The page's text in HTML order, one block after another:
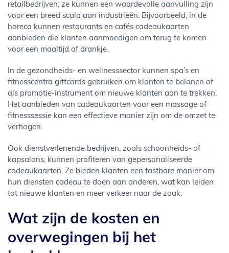
retailbedrijven; ze kunnen een waardevolle aanvulling zijn
voor een breed scala aan industrieën. Bijvoorbeeld, in de
horeca kunnen restaurants en cafés cadeaukaarten
aanbieden die klanten aanmoedigen om terug te komen
voor een maaltijd of drankje.
In de gezondheids- en wellnesssector kunnen spa’s en
fitnesscentra giftcards gebruiken om klanten te belonen of
als promotie-instrument om nieuwe klanten aan te trekken.
Het aanbieden van cadeaukaarten voor een massage of
fitnesssessie kan een effectieve manier zijn om de omzet te
verhogen.
Ook dienstverlenende bedrijven, zoals schoonheids- of
kapsalons, kunnen profiteren van gepersonaliseerde
cadeaukaarten. Ze bieden klanten een tastbare manier om
hun diensten cadeau te doen aan anderen, wat kan leiden
tot nieuwe klanten en meer verkeer naar de zaak.
Wat zijn de kosten en
overwegingen bij het